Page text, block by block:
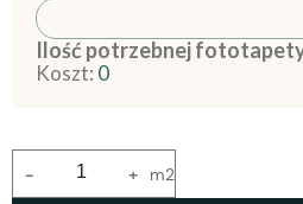
Ilość potrzebnej
Koszt: 0
+
- m2